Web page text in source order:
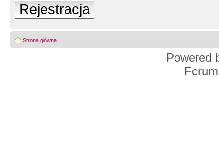
Rejestracja
Strona główna
Powered